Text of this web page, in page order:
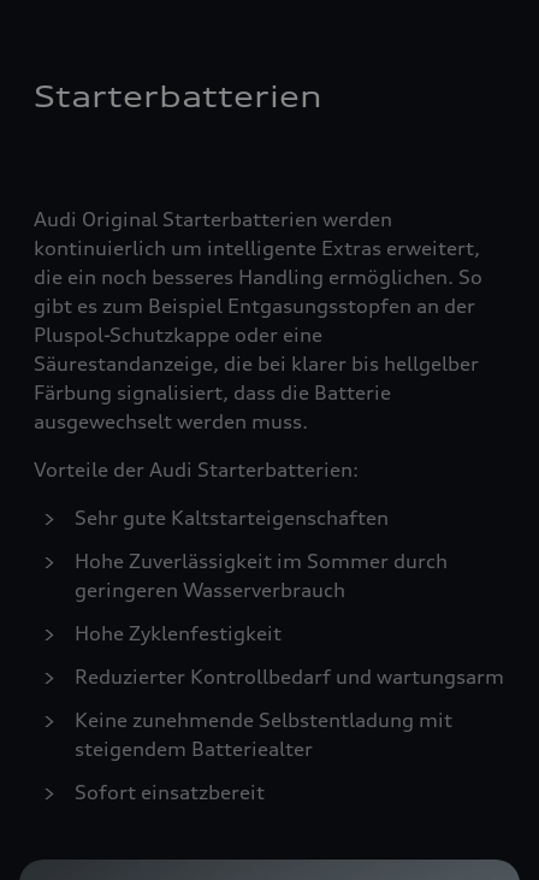
Starterbatterien
Audi Original Starterbatterien werden
kontinuierlich um intelligente Extras erweitert,
die ein noch besseres Handling ermöglichen. So
gibt es zum Beispiel Entgasungsstopfen an der
Pluspol-Schutzkappe oder eine
Säurestandanzeige, die bei klarer bis hellgelber
Färbung signalisiert, dass die Batterie
ausgewechselt werden muss.
Vorteile der Audi Starterbatterien:
Sehr gute Kaltstarteigenschaften
Hohe Zuverlässigkeit im Sommer durch
geringeren Wasserverbrauch
Hohe Zyklenfestigkeit
Reduzierter Kontrollbedarf und wartungsarm
Keine zunehmende Selbstentladung mit
steigendem Batteriealter
Sofort einsatzbereit